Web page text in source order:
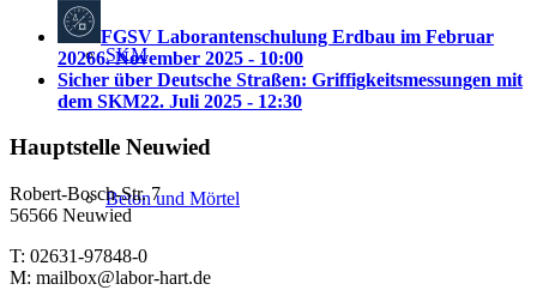
SKM
Beton und Mörtel
FGSV Laborantenschulung Erdbau im Februar
20266. November 2025 - 10:00
Sicher über Deutsche Straßen: Griffigkeitsmessungen mit
dem SKM22. Juli 2025 - 12:30
Hauptstelle Neuwied
Robert-Bosch-Str. 7
56566 Neuwied
T: 02631-97848-0
M: mailbox@labor-hart.de